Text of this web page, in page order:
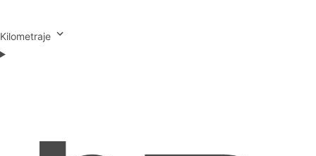
Kilometraje